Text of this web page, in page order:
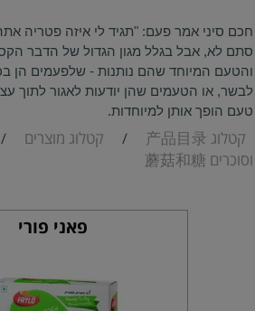
טעם הופך אותן למיוחדות.
קטלוג 产品目录 / קטלוג מוצרים /
וסוכרים 蘑菇和糖
פאני פורי